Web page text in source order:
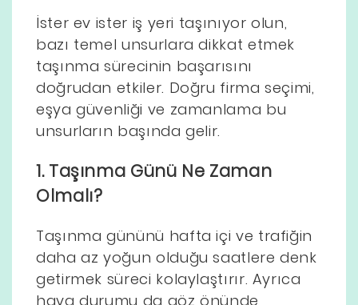
İster ev ister iş yeri taşınıyor olun,
bazı temel unsurlara dikkat etmek
taşınma sürecinin başarısını
doğrudan etkiler. Doğru firma seçimi,
eşya güvenliği ve zamanlama bu
unsurların başında gelir.
1. Taşınma Günü Ne Zaman
Olmalı?
Taşınma gününü hafta içi ve trafiğin
daha az yoğun olduğu saatlere denk
getirmek süreci kolaylaştırır. Ayrıca
hava durumu da göz önünde